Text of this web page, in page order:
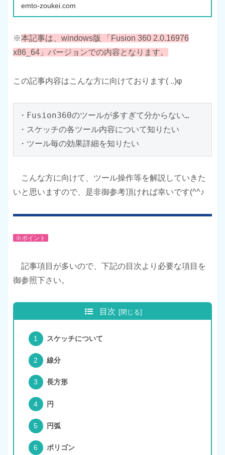
emto-zoukei.com
※本記事は、windows版 「Fusion 360 2.0.16976
x86_64」バージョンでの内容となります。
この記事内容はこんな方に向けております( ..)φ
・Fusion360のツールが多すぎて分からない…
・スケッチの各ツール内容について知りたい
・ツール毎の効果詳細を知りたい
こんな方に向けて、ツール操作等を解説していきた
いと思いますので、是非御参考頂ければ幸いです(^^♪
※ポイント
記事項目が多いので、下記の目次より必要な項目を
御参照下さい。
目次
スケッチについて
線分
長方形
円
円弧
ポリゴン